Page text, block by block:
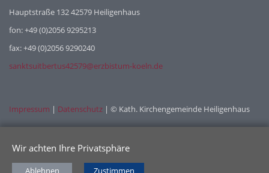
Hauptstraße 132 42579 Heiligenhaus
fon: +49 (0)2056 9295213
fax: +49 (0)2056 9290240
sanktsuitbertus42579@erzbistum-koeln.de
Impressum | Datenschutz | © Kath. Kirchengemeinde Heiligenhaus
Wir achten Ihre Privatsphäre
Ablehnen Zustimmen